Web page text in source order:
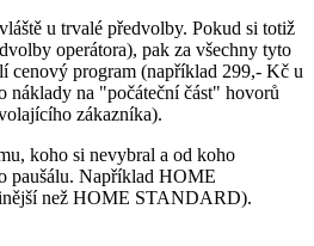
u trvalé předvolby. Pokud si totiž
operátora), pak za všechny tyto
cenový program (například 299,- Kč u
na "počáteční část" hovorů
zákazníka).
koho si nevybral a od koho
paušálu. Například HOME
než HOME STANDARD).